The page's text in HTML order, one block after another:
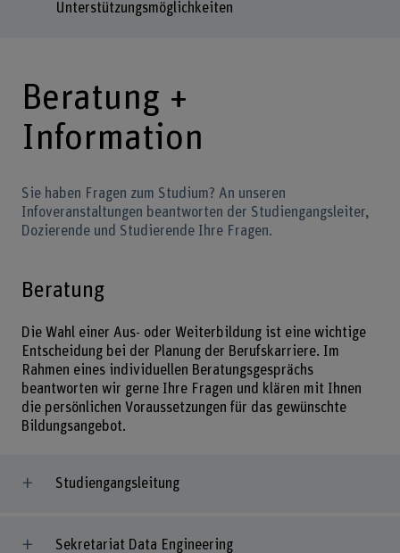
Unterstützungsmöglichkeiten
Beratung +
Information
Sie haben Fragen zum Studium? An unseren
Infoveranstaltungen beantworten der Studiengangsleiter,
Dozierende und Studierende Ihre Fragen.
Beratung
Die Wahl einer Aus- oder Weiterbildung ist eine wichtige
Entscheidung bei der Planung der Berufskarriere. Im
Rahmen eines individuellen Beratungsgesprächs
beantworten wir gerne Ihre Fragen und klären mit Ihnen
die persönlichen Voraussetzungen für das gewünschte
Bildungsangebot.
Studiengangsleitung
Sekretariat Data Engineering